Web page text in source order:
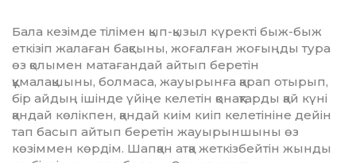
Бала кезімде тілімен қып-қы­зыл күректі быж-быж
еткізіп жа­ла­ған бақсыны, жоғалған жоғыңды тура
өз қолымен матағандай айтып беретін
құмалақшыны, болмаса, жауы­рынға қарап отырып,
бір ай­дың ішінде үйіңе келетін қо­нақ­тарды қай күні
қандай көлікпен, қан­дай киім киіп келетініне дейін
тап басып айтып беретін жауырыншыны өз
көзіммен көрдім. Шапқан атқа жеткізбейтін жынды